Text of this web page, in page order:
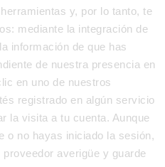
y, por lo tanto, te
mediante la integración de
información de que has
de nuestra presencia en
en uno de nuestros
registrado en algún servicio
la visita a tu cuenta. Aunque
o no hayas iniciado la sesión,
averigüe y guarde